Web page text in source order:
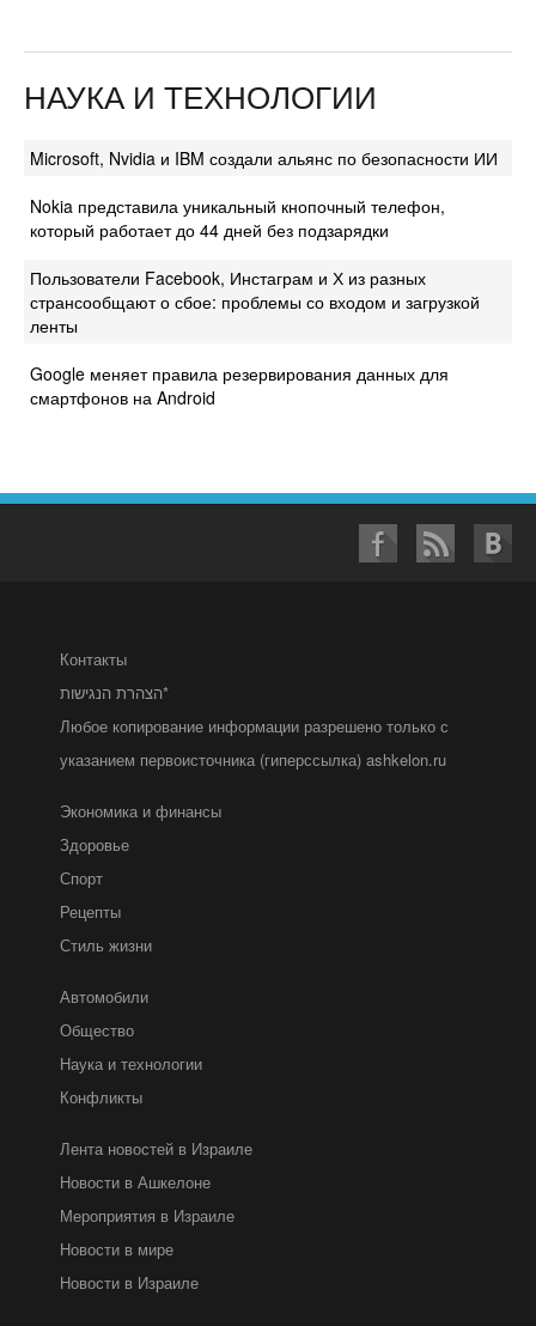
НАУКА И ТЕХНОЛОГИИ
Microsoft, Nvidia и IBM создали альянс по безопасности ИИ
Nokia представила уникальный кнопочный телефон,
который работает до 44 дней без подзарядки
Пользователи Facebook, Инстаграм и Х из разных
странсообщают о сбое: проблемы со входом и загрузкой
ленты
Google меняет правила резервирования данных для
смартфонов на Android
Контакты
הצהרת הנגישות*
Любое копирование информации разрешено только с
указанием первоисточника (гиперссылка) ashkelon.ru
Экономика и финансы
Здоровье
Спорт
Рецепты
Стиль жизни
Автомобили
Общество
Наука и технологии
Конфликты
Лента новостей в Израиле
Новости в Ашкелоне
Мероприятия в Израиле
Новости в мире
Новости в Израиле